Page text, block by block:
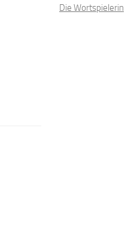
Die Wortspielerin